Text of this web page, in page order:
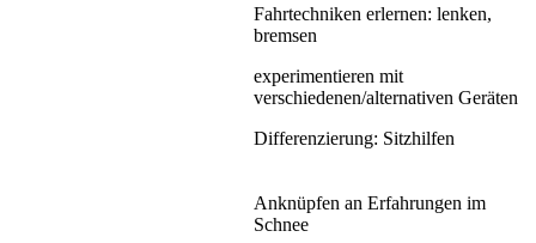
Fahrtechniken erlernen: lenken,
bremsen
experimentieren mit
verschiedenen/alternativen Geräten
Differenzierung: Sitzhilfen
Anknüpfen an Erfahrungen im
Schnee